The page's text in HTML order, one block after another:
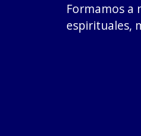
Formamos a
espirituales,